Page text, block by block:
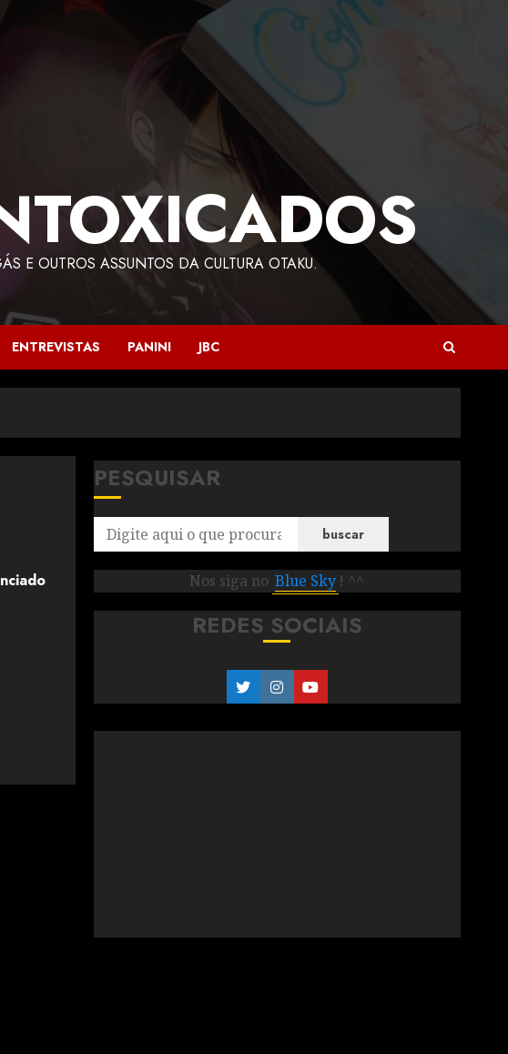
E OUTROS ASSUNTOS DA CULTURA OTAKU.
ENTREVISTAS PANINI JBC
PESQUISAR
buscar
Nos siga no Blue Sky ! ^^
REDES SOCIAIS